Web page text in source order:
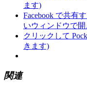
ます)
Facebook で共有
いウィンドウで
クリックして
きます)
関連